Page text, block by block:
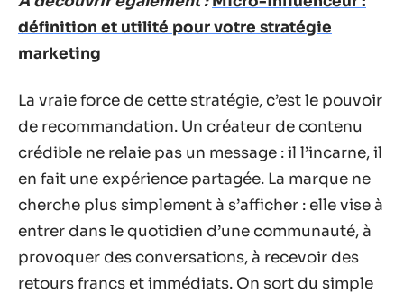
définition et utilité pour votre stratégie
marketing
La vraie force de cette stratégie, c’est le pouvoir
de recommandation. Un créateur de contenu
crédible ne relaie pas un message : il l’incarne, il
en fait une expérience partagée. La marque ne
cherche plus simplement à s’afficher : elle vise à
entrer dans le quotidien d’une communauté, à
provoquer des conversations, à recevoir des
retours francs et immédiats. On sort du simple